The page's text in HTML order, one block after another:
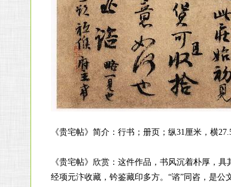
《贵宅帖》简介：行书；册页；纵31厘米，横
《贵宅帖》欣赏：这件作品，书风沉着朴厚，
经项元汴收藏，钤鉴藏印多方。“谘”同咨，是